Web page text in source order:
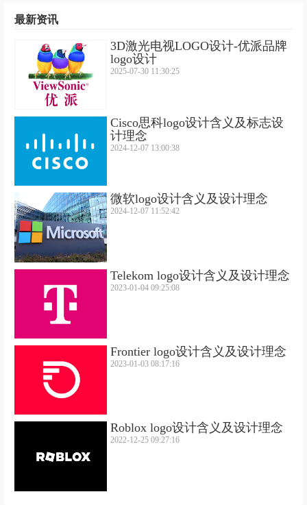
最新资讯
3D激光电视LOGO设计-优派品牌
logo设计
2025-07-30 11:30:25
Cisco思科logo设计含义及标志设
计理念
2024-12-07 13:00:38
微软logo设计含义及设计理念
2024-12-07 11:52:42
Telekom logo设计含义及设计理念
2023-01-04 09:25:08
Frontier logo设计含义及设计理念
2023-01-03 08:17:16
Roblox logo设计含义及设计理念
2022-12-25 09:27:16